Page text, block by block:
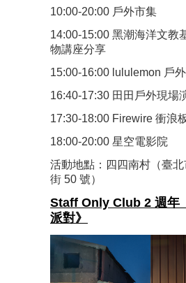
10:00-20:00 戶外市集
14:00-15:00 黑潮海洋文教
物講座分享
15:00-16:00 lululemon 戶
16:40-17:30 田田戶外現場
17:30-18:00 Firewire 衝浪
18:00-20:00 星空電影院
活動地點：四四南村（臺
街 50 號）
Staff Only Club 2 週年
派對》